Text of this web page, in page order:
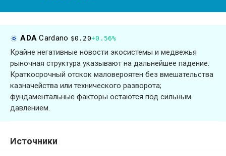
ADACardano $0.20+0.56%
Крайне негативные новости экосистемы и медвежья
рыночная структура указывают на дальнейшее падение.
Краткосрочный отскок маловероятен без вмешательства
казначейства или технического разворота;
фундаментальные факторы остаются под сильным
давлением.
Источники